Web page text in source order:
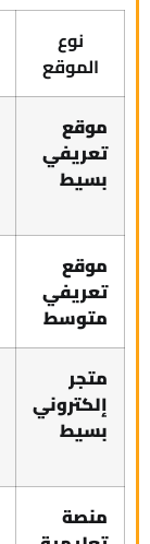
نوع
الموقع
موقع
تعريفي
بسيط
موقع
تعريفي
متوسط
متجر
إلكتروني
بسيط
منصة